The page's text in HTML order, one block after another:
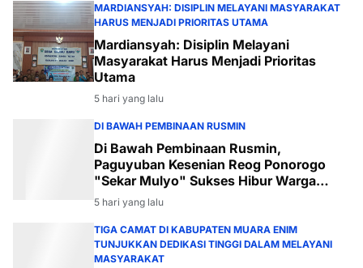
MARDIANSYAH: DISIPLIN MELAYANI MASYARAKAT
HARUS MENJADI PRIORITAS UTAMA
Mardiansyah: Disiplin Melayani
Masyarakat Harus Menjadi Prioritas
Utama
5 hari yang lalu
DI BAWAH PEMBINAAN RUSMIN
Di Bawah Pembinaan Rusmin,
Paguyuban Kesenian Reog Ponorogo
"Sekar Mulyo" Sukses Hibur Warga
Desa Payabakal
5 hari yang lalu
TIGA CAMAT DI KABUPATEN MUARA ENIM
TUNJUKKAN DEDIKASI TINGGI DALAM MELAYANI
MASYARAKAT